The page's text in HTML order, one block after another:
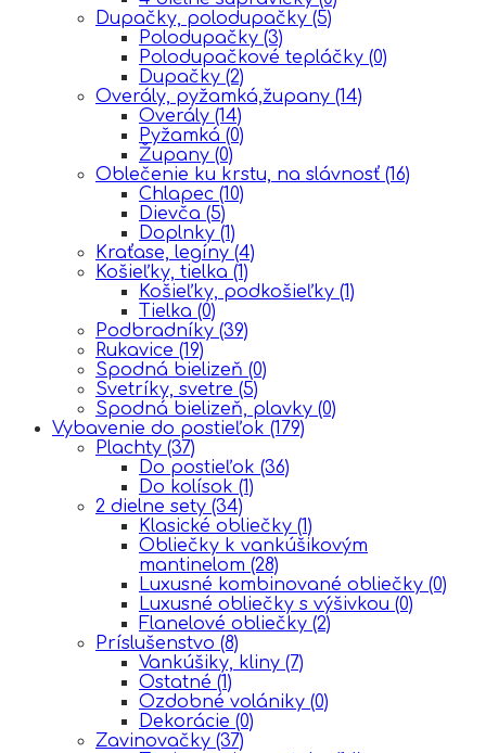
Dupačky, polodupačky (5)
Polodupačky (3)
Polodupačkové tepláčky (0)
Dupačky (2)
Overály, pyžamká,župany (14)
Overály (14)
Pyžamká (0)
Župany (0)
Oblečenie ku krstu, na slávnosť (16)
Chlapec (10)
Dievča (5)
Doplnky (1)
Kraťase, legíny (4)
Košieľky, tielka (1)
Košieľky, podkošieľky (1)
Tielka (0)
Podbradníky (39)
Rukavice (19)
Spodná bielizeň (0)
Svetríky, svetre (5)
Spodná bielizeň, plavky (0)
Vybavenie do postieľok (179)
Plachty (37)
Do postieľok (36)
Do kolísok (1)
2 dielne sety (34)
Klasické obliečky (1)
Obliečky k vankúšikovým
mantinelom (28)
Luxusné kombinované obliečky (0)
Luxusné obliečky s výšivkou (0)
Flanelové obliečky (2)
Príslušenstvo (8)
Vankúšiky, kliny (7)
Ostatné (1)
Ozdobné volániky (0)
Dekorácie (0)
Zavinovačky (37)